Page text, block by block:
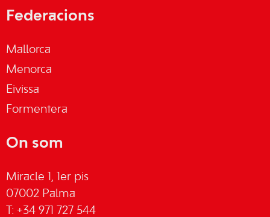
Federacions
Mallorca
Menorca
Eivissa
Formentera
On som
Miracle 1, 1er pis
07002 Palma
T: +34 971 727 544